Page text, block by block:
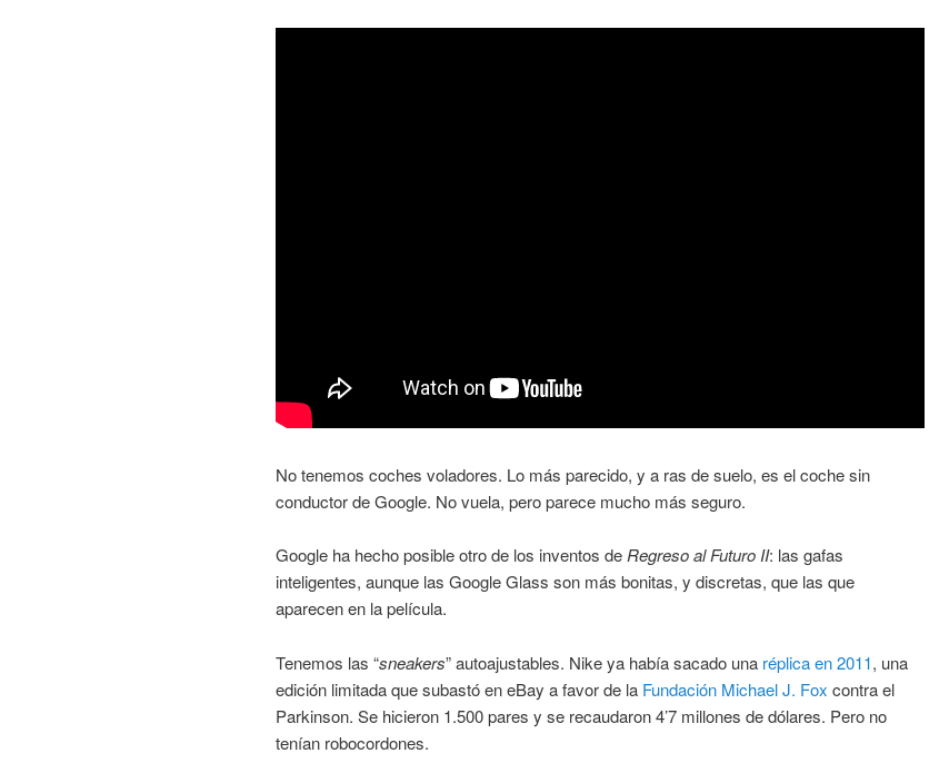
No tenemos coches voladores. Lo más parecido, y a ras de suelo, es el coche sin
conductor de Google. No vuela, pero parece mucho más seguro.
Google ha hecho posible otro de los inventos deRegreso al Futuro II: las gafas
inteligentes, aunque las Google Glass son más bonitas, y discretas, que las que
aparecen en la película.
Tenemos las “sneakers” autoajustables. Nike ya había sacado una réplica en 2011, una
edición limitada que subastó en eBay a favor de la Fundación Michael J. Fox contra el
Parkinson. Se hicieron 1.500 pares y se recaudaron 4’7 millones de dólares. Pero no
tenían robocordones.